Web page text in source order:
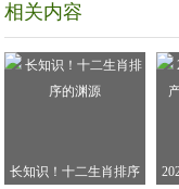
相关内容
长知识！十二生肖排序